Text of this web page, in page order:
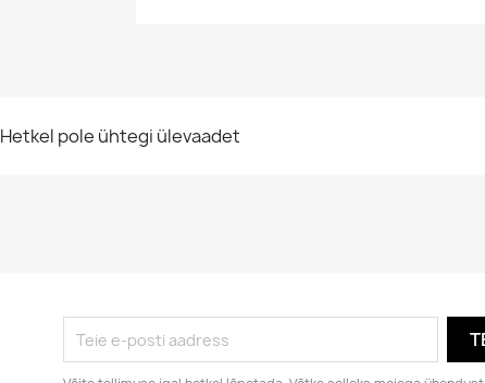
Hetkel pole ühtegi ülevaadet